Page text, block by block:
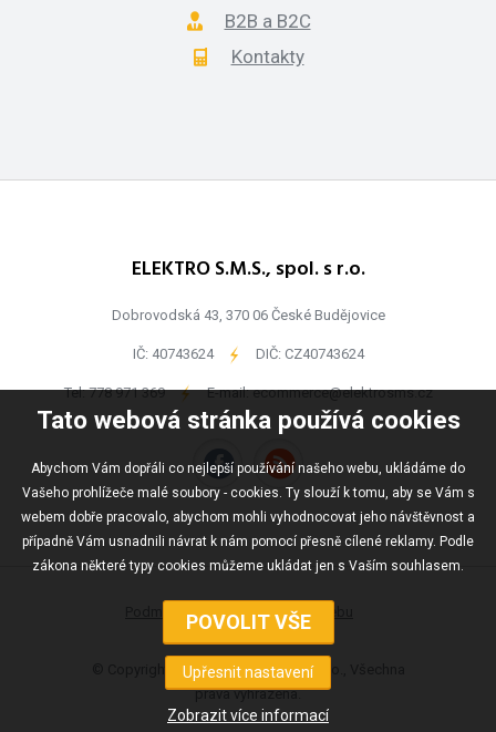
Tato webová stránka používá cookies
Abychom Vám dopřáli co nejlepší používání našeho webu, ukládáme do
Vašeho prohlížeče malé soubory - cookies. Ty slouží k tomu, aby se Vám s
webem dobře pracovalo, abychom mohli vyhodnocovat jeho návštěvnost a
případně Vám usnadnili návrat k nám pomocí přesně cílené reklamy. Podle
zákona některé typy cookies můžeme ukládat jen s Vaším souhlasem.
B2B a B2C
Kontakty
ELEKTRO S.M.S., spol. s r.o.
Dobrovodská 43, 370 06 České Budějovice
IČ: 40743624 - DIČ: CZ40743624
Tel:778 971 369 - E-mail:ecommerce@elektrosms.cz
Podmínky užívání Mapa webu
© Copyright ELEKTRO S.M.S., spol s r.o., Všechna
práva vyhrazena.